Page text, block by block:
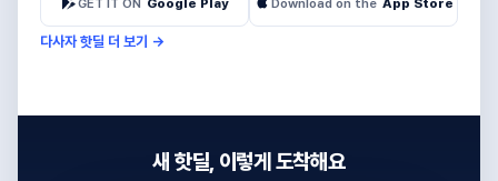
GET IT ON Google Play Download on the App Store
다사자 핫딜 더 보기 →
새 핫딜, 이렇게 도착해요